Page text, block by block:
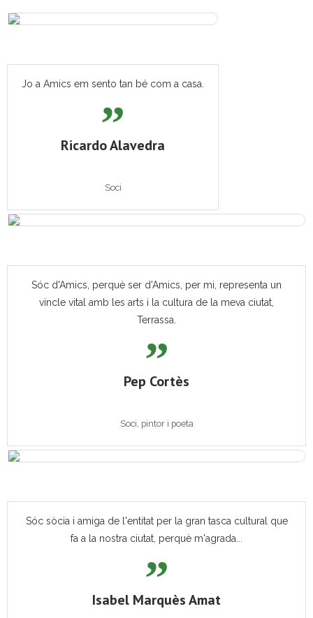
Jo a Amics em sento tan bé com a casa.
Ricardo Alavedra
Soci
Sóc d'Amics, perquè ser d'Amics, per mi, representa un
vincle vital amb les arts i la cultura de la meva ciutat,
Terrassa.
Pep Cortès
Soci, pintor i poeta
Sóc sòcia i amiga de l'entitat per la gran tasca cultural que
fa a la nostra ciutat, perquè m'agrada...
Isabel Marquès Amat